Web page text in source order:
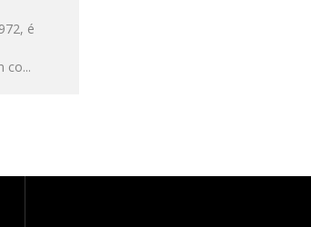
é
co...